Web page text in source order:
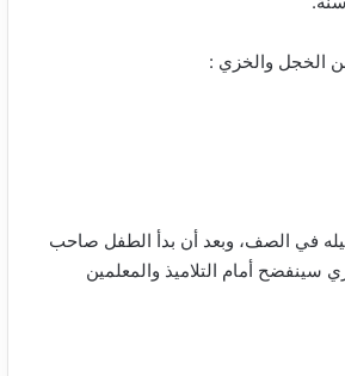
ﺍﻟﺨﺠﻞ ﻭﺍﻟﺨﺰﻱ :
ﻓﻲ ﺍﻟﺼﻒ، ﻭﺑﻌﺪ ﺃﻥ ﺑﺪﺃ ﺍﻟﻄﻔﻞ ﺻﺎﺣﺐ
ﺳﻴﻨﻔﻀﺢ ﺃﻣﺎﻡ ﺍﻟﺘﻼﻣﻴﺬ ﻭﺍﻟﻤﻌﻠﻤﻴﻦ